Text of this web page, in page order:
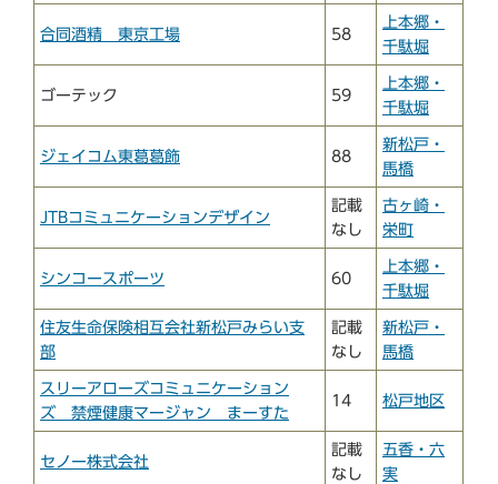
合同酒精 東京工場 58
上本郷・
千駄堀
ゴーテック 59
上本郷・
千駄堀
ジェイコム東葛葛飾 88
新松戸・
馬橋
JTBコミュニケーションデザイン
記載
なし
古ヶ崎・
栄町
シンコースポーツ 60
上本郷・
千駄堀
住友生命保険相互会社新松戸みらい支
部
記載
なし
新松戸・
馬橋
スリーアローズコミュニケーション
ズ 禁煙健康マージャン まーすた
14 松戸地区
セノー株式会社
記載
なし
五香・六
実